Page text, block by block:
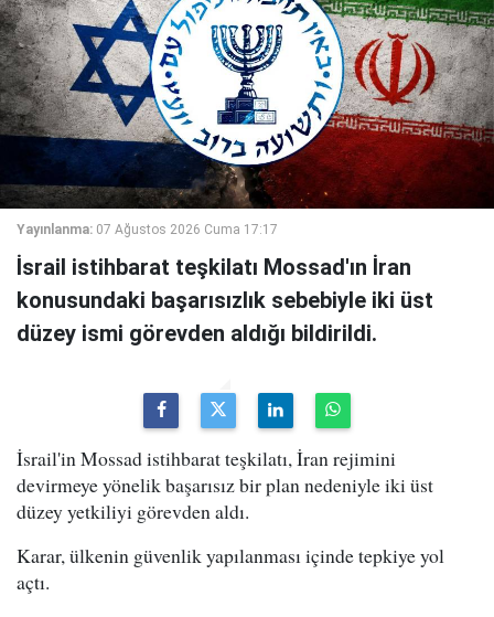
Yayınlanma: 07 Ağustos 2026 Cuma 17:17
İsrail istihbarat teşkilatı Mossad'ın İran
konusundaki başarısızlık sebebiyle iki üst
düzey ismi görevden aldığı bildirildi.
İsrail'in Mossad istihbarat teşkilatı, İran rejimini
devirmeye yönelik başarısız bir plan nedeniyle iki üst
düzey yetkiliyi görevden aldı.
Karar, ülkenin güvenlik yapılanması içinde tepkiye yol
açtı.